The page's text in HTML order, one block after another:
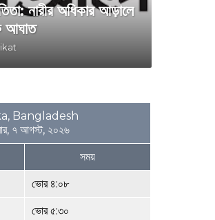
নারীর অধিকার আড়ালে
আঘাত
Bangladesh
৭ আগস্ট, ২০২৬
সময়
ভোর ৪:০৮
ভোর ৫:৩০